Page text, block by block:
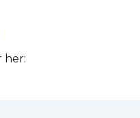
her: